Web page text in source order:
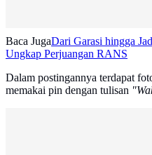
Baca JugaDari Garasi hingga
Ungkap Perjuangan RANS
Dalam postingannya terdapat
memakai pin dengan tulisan